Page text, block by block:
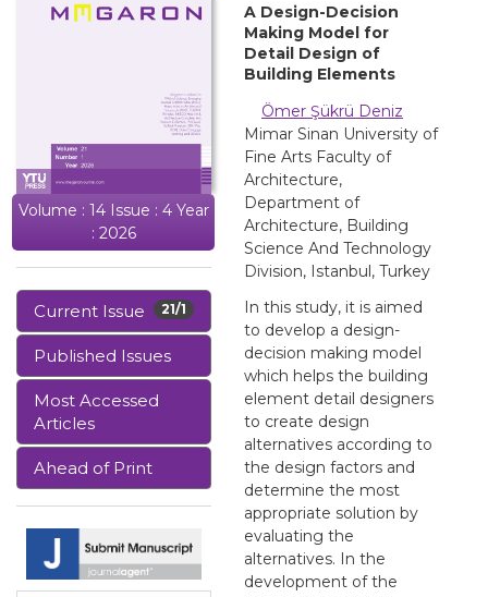
Volume : 14 Issue : 4 Year
: 2026
21/1
Current Issue
Published Issues
Most Accessed
Articles
Ahead of Print
A Design-Decision
Making Model for
Detail Design of
Building Elements
Ömer Şükrü Deniz
Mimar Sinan University of
Fine Arts Faculty of
Architecture,
Department of
Architecture, Building
Science And Technology
Division, Istanbul, Turkey
In this study, it is aimed
to develop a design-
decision making model
which helps the building
element detail designers
to create design
alternatives according to
the design factors and
determine the most
appropriate solution by
evaluating the
alternatives. In the
development of the